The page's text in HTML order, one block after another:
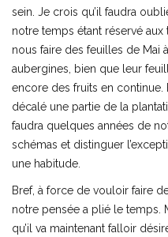
sein. Je crois qu’il faudra
notre temps étant réservé
nous faire des feuilles de Mai
aubergines, bien que leur
encore des fruits en
décalé une partie de la
faudra quelques années de
schémas et distinguer
une habitude.
Bref, à force de vouloir faire
notre pensée a plié le temps.
qu’il va maintenant falloir